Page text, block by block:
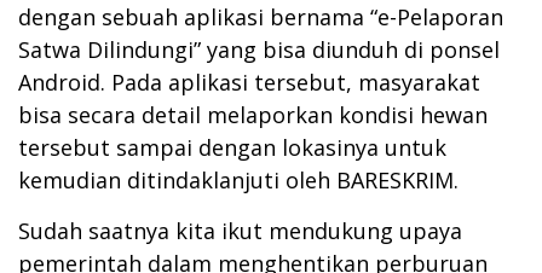
dengan sebuah aplikasi bernama “e-Pelaporan
Satwa Dilindungi” yang bisa diunduh di ponsel
Android. Pada aplikasi tersebut, masyarakat
bisa secara detail melaporkan kondisi hewan
tersebut sampai dengan lokasinya untuk
kemudian ditindaklanjuti oleh BARESKRIM.
Sudah saatnya kita ikut mendukung upaya
pemerintah dalam menghentikan perburuan